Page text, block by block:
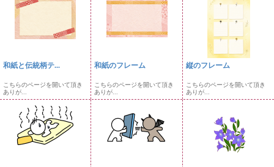
和紙と伝統柄テ...
こちらのページを開いて頂き
ありが...
和紙のフレーム
こちらのページを開いて頂き
ありが...
縦のフレーム
こちらのページを開いて頂き
ありが...